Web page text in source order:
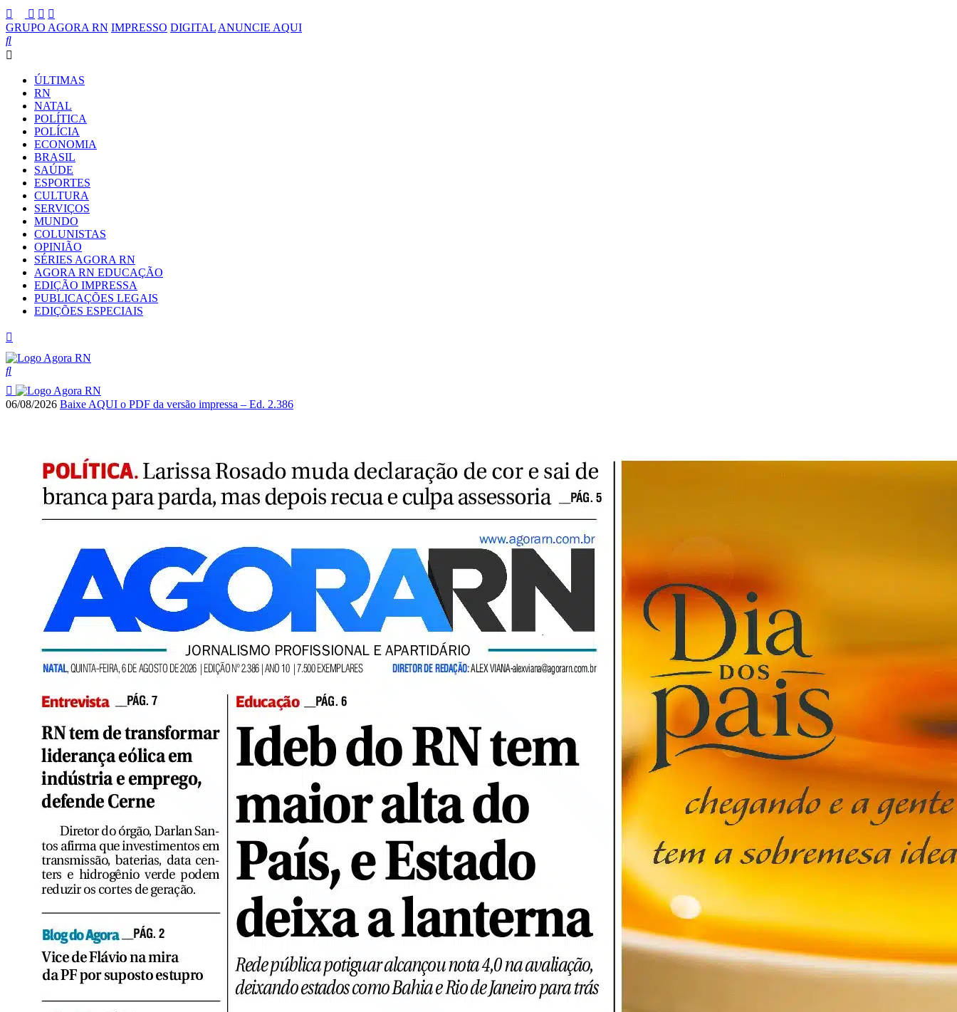
GRUPO AGORA RN IMPRESSO DIGITAL ANUNCIE AQUI
ÚLTIMAS
RN
NATAL
POLÍTICA
POLÍCIA
ECONOMIA
BRASIL
SAÚDE
ESPORTES
CULTURA
SERVIÇOS
MUNDO
COLUNISTAS
OPINIÃO
SÉRIES AGORA RN
AGORA RN EDUCAÇÃO
EDIÇÃO IMPRESSA
PUBLICAÇÕES LEGAIS
EDIÇÕES ESPECIAIS
06/08/2026 Baixe AQUI o PDF da versão impressa – Ed. 2.386